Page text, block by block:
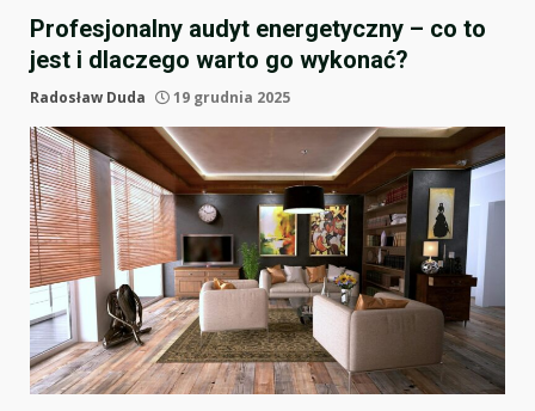
Profesjonalny audyt energetyczny – co to
jest i dlaczego warto go wykonać?
Radosław Duda 19 grudnia 2025